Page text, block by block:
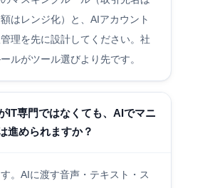
はレンジ化）と、AIアカウント
理を先に設計してください。社
ルがツール選びより先です。
IT専門ではなくても、AIでマニ
進められますか？
。AIに渡す音声・テキスト・ス